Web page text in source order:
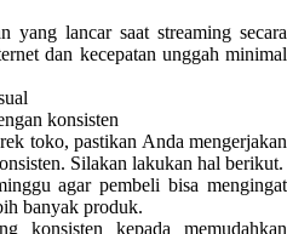
yang lancar saat streaming secara
dan kecepatan unggah minimal
konsisten
toko, pastikan Anda mengerjakan
Silakan lakukan hal berikut.
agar pembeli bisa mengingat
banyak produk.
konsisten kepada memudahkan